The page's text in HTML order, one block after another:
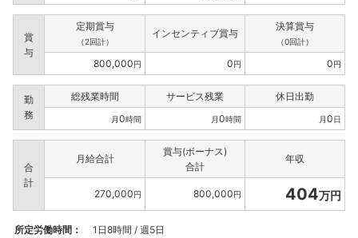
賞
与
定期賞与
（2回計）
インセンティブ賞与
決算賞与
（0回計）
800,000円 0円 0円
勤
務
総残業時間 サービス残業 休日出勤
月0時間 月0時間 月0日
合
計
月給合計
賞与(ボーナス)
合計
年収
270,000円 800,000円 404万円
所定労働時間： 1日8時間 / 週5日